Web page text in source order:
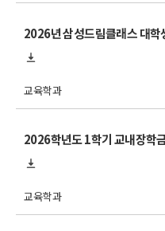
2026년 삼성드림클래스 대학
교육학과
2026학년도 1학기 교내장학
교육학과